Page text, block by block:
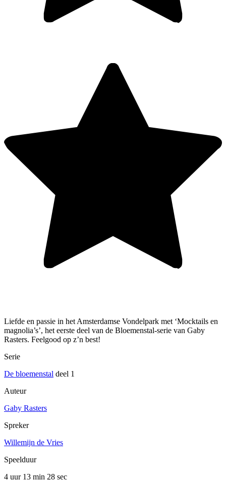
Liefde en passie in het Amsterdamse Vondelpark met ‘Mocktails en
magnolia’s’, het eerste deel van de Bloemenstal-serie van Gaby
Rasters. Feelgood op z’n best!
Serie
De bloemenstal deel 1
Auteur
Gaby Rasters
Spreker
Willemijn de Vries
Speelduur
4 uur 13 min 28 sec